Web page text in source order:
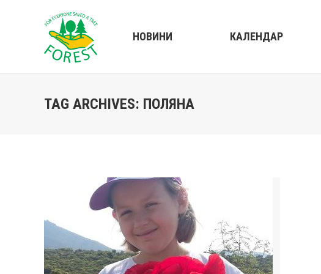
НОВИНИ КАЛЕНДАР
TAG ARCHIVES: ПОЛЯНА